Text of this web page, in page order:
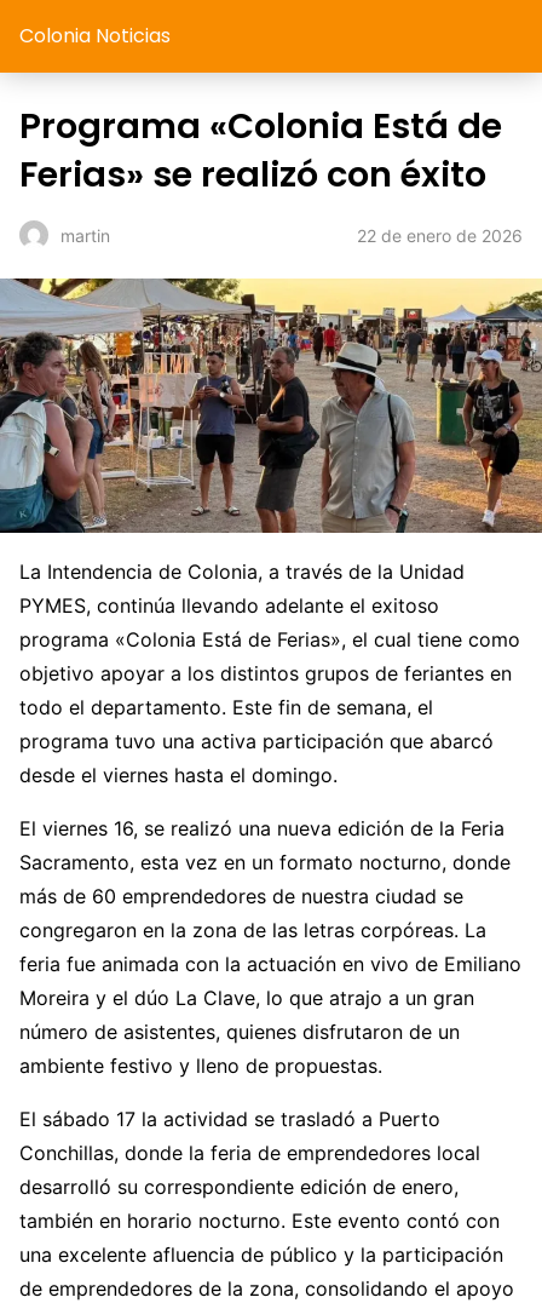
Colonia Noticias
Programa «Colonia Está de
Ferias» se realizó con éxito
martin 22 de enero de 2026
La Intendencia de Colonia, a través de la Unidad
PYMES, continúa llevando adelante el exitoso
programa «Colonia Está de Ferias», el cual tiene como
objetivo apoyar a los distintos grupos de feriantes en
todo el departamento. Este fin de semana, el
programa tuvo una activa participación que abarcó
desde el viernes hasta el domingo.
El viernes 16, se realizó una nueva edición de la Feria
Sacramento, esta vez en un formato nocturno, donde
más de 60 emprendedores de nuestra ciudad se
congregaron en la zona de las letras corpóreas. La
feria fue animada con la actuación en vivo de Emiliano
Moreira y el dúo La Clave, lo que atrajo a un gran
número de asistentes, quienes disfrutaron de un
ambiente festivo y lleno de propuestas.
El sábado 17 la actividad se trasladó a Puerto
Conchillas, donde la feria de emprendedores local
desarrolló su correspondiente edición de enero,
también en horario nocturno. Este evento contó con
una excelente afluencia de público y la participación
de emprendedores de la zona, consolidando el apoyo